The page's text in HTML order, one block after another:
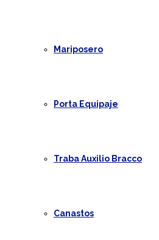
Mariposero
Porta Equipaje
Traba Auxilio Bracco
Canastos